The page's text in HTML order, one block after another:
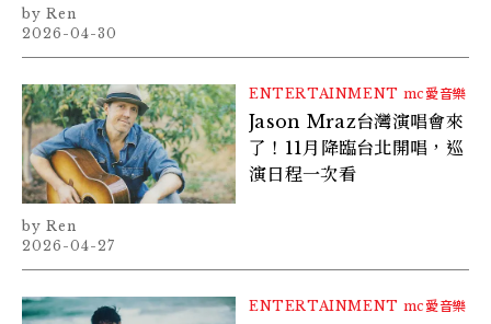
Ren
2026-04-30
ENTERTAINMENT mc愛音樂
Jason Mraz台灣演唱會來
了！11月降臨台北開唱，巡
演日程一次看
Ren
2026-04-27
ENTERTAINMENT mc愛音樂